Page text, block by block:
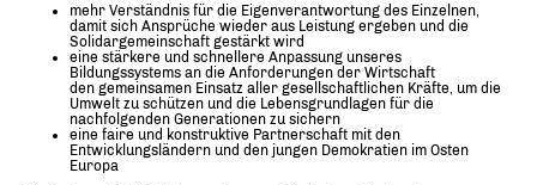
WER WIR SIND & DER VORSITZ
Über uns
Forum „Junge Wirtschaft“ – Mitgliedermagazin
Mitglieder
UNSER NETZWERK
Mitglieder
PRESSEMELDUNGEN
PROJEKTE
INFORMATIONEN
mehr Verständnis für die Eigenverantwortung des Einzelnen,
damit sich Ansprüche wieder aus Leistung ergeben und die
Solidargemeinschaft gestärkt wird
eine stärkere und schnellere Anpassung unseres
Bildungssystems an die Anforderungen der Wirtschaft
den gemeinsamen Einsatz aller gesellschaftlichen Kräfte, um die
Umwelt zu schützen und die Lebensgrundlagen für die
nachfolgenden Generationen zu sichern
eine faire und konstruktive Partnerschaft mit den
Entwicklungsländern und den jungen Demokratien im Osten
Europa